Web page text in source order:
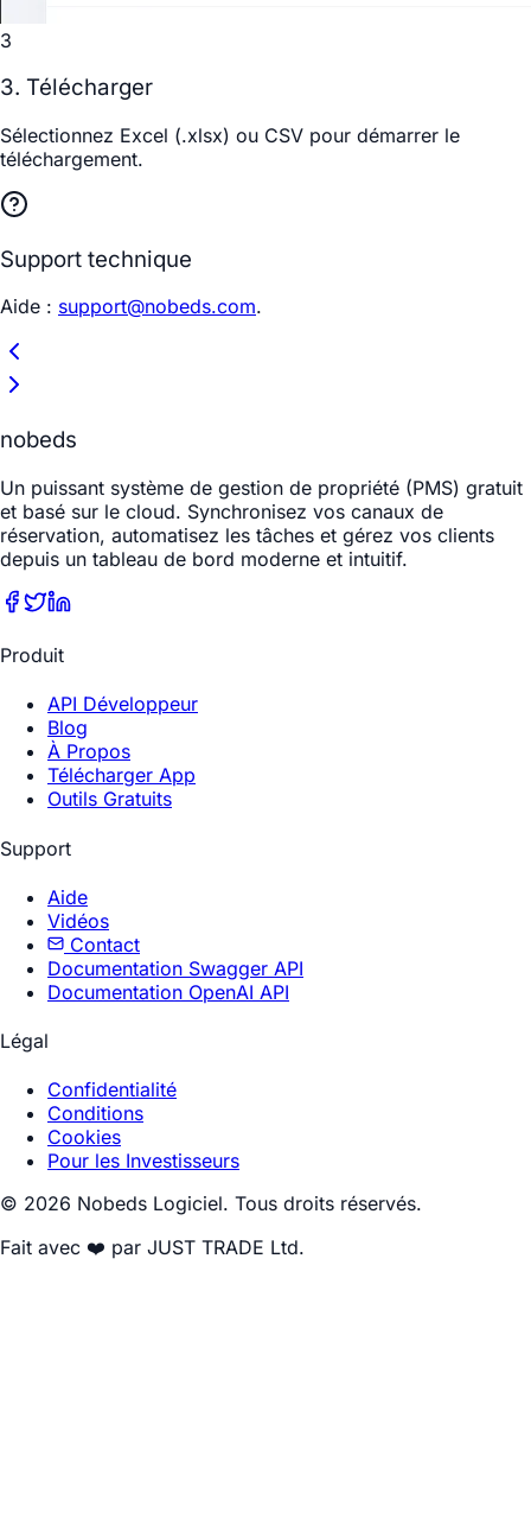
3
3. Télécharger
Sélectionnez Excel (.xlsx) ou CSV pour démarrer le
téléchargement.
Support technique
Aide : support@nobeds.com.
nobeds
Un puissant système de gestion de propriété (PMS) gratuit
et basé sur le cloud. Synchronisez vos canaux de
réservation, automatisez les tâches et gérez vos clients
depuis un tableau de bord moderne et intuitif.
Produit
API Développeur
Blog
À Propos
Télécharger App
Outils Gratuits
Support
Aide
Vidéos
Contact
Documentation Swagger API
Documentation OpenAI API
Légal
Confidentialité
Conditions
Cookies
Pour les Investisseurs
© 2026 Nobeds Logiciel. Tous droits réservés.
Fait avec ❤️ par JUST TRADE Ltd.